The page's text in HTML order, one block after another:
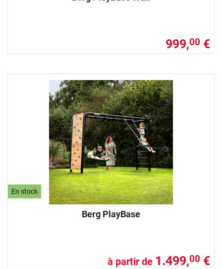
999,00 €
En stock
Berg PlayBase
à partir de 1.499,00 €